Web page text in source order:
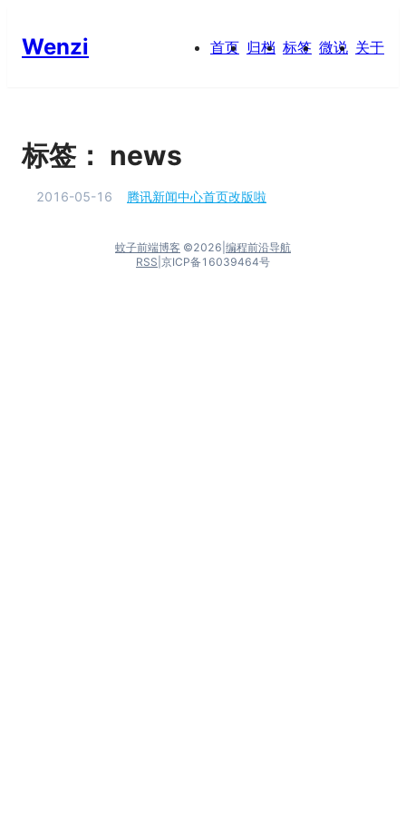
Wenzi 首页 归档 标签 微说 关于
标签： news
2016-05-16 腾讯新闻中心首页改版啦
蚊子前端博客 ©2026 编程前沿导航
RSS 京ICP备16039464号